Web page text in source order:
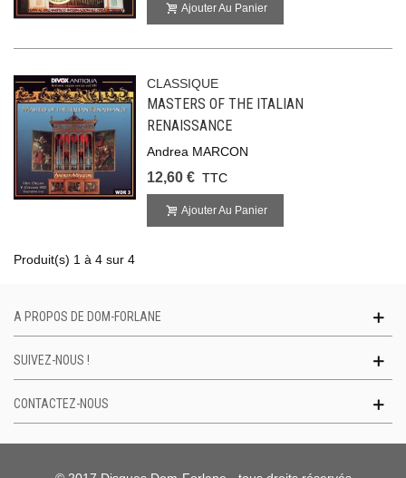
Ajouter Au Panier
CLASSIQUE
MASTERS OF THE ITALIAN
RENAISSANCE
Andrea MARCON
12,60 € TTC
Ajouter Au Panier
Produit(s) 1 à 4 sur 4
A PROPOS DE DOM-FORLANE
SUIVEZ-NOUS !
CONTACTEZ-NOUS